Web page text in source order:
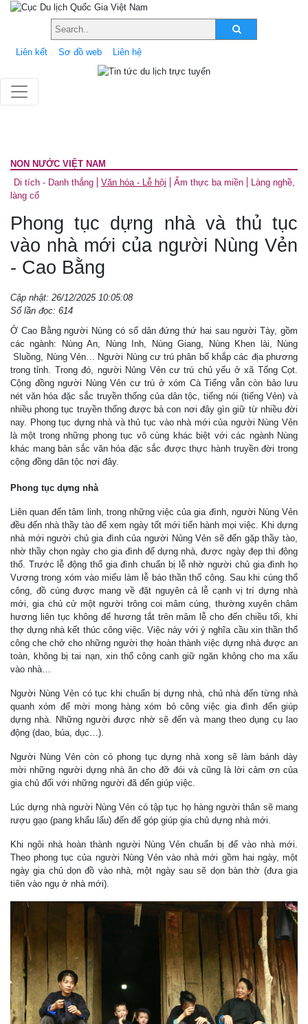
Liên kết Sơ đồ web Liên hệ
NON NƯỚC VIỆT NAM
Di tích - Danh thắng
Văn hóa - Lễ hội Ẩm thực ba miền
Làng nghề,
làng cổ
Phong tục dựng nhà và thủ tục
vào nhà mới của người Nùng Vẻn
- Cao Bằng
Cập nhật: 26/12/2025 10:05:08
Số lần đọc: 614
Ở Cao Bằng người Nùng có số dân đứng thứ hai sau người Tày, gồm
các ngành: Nùng An, Nùng Inh, Nùng Giang, Nùng Khen lài, Nùng
Sluồng, Nùng Vẻn… Người Nùng cư trú phân bố khắp các địa phương
trong tỉnh. Trong đó, người Nủng Vẻn cư trú chủ yếu ở xã Tổng Cọt.
Cộng đồng người Nùng Vẻn cư trú ở xóm Cà Tiểng vẫn còn bảo lưu
nét văn hóa đặc sắc truyền thống của dân tộc, tiếng nói (tiếng Vẻn) và
nhiều phong tục truyền thống được bà con nơi đây gìn giữ từ nhiều đời
nay. Phong tục dựng nhà và thủ tục vào nhà mới của người Nùng Vẻn
là một trong những phong tục vô cùng khác biệt với các ngành Nùng
khác mang bản sắc văn hóa đặc sắc được thực hành truyền đời trong
cộng đồng dân tộc nơi đây.
Phong tục dựng nhà
Liên quan đến tâm linh, trong những việc của gia đình, người Nùng Vẻn
đều đến nhà thầy tào để xem ngày tốt mới tiến hành mọi việc. Khi dựng
nhà mới người chủ gia đình của người Nủng Vẻn sẽ đến gặp thầy tào,
nhờ thầy chọn ngày cho gia đình để dựng nhà, được ngày đẹp thì động
thổ. Trước lễ động thổ gia đình chuẩn bị lễ nhờ người chủ gia đình họ
Vương trong xóm vào miếu làm lễ báo thần thổ công. Sau khi cúng thổ
công, đồ cúng được mang về đặt nguyên cả lễ cạnh vị trí dựng nhà
mới, gia chủ cử một người trông coi mâm cúng, thường xuyên châm
hương liên tục không để hương tắt trên mâm lễ cho đến chiều tối, khi
thợ dựng nhà kết thúc công việc. Việc này với ý nghĩa cầu xin thần thổ
công che chở cho những người thợ hoàn thành việc dựng nhà được an
toàn, không bị tai nạn, xin thổ công canh giữ ngăn không cho ma xấu
vào nhà…
Người Nùng Vẻn có tục khi chuẩn bị dựng nhà, chủ nhà đến từng nhà
quanh xóm để mời mong hàng xóm bỏ công việc gia đình đến giúp
dựng nhà. Những người được nhờ sẽ đến và mang theo dụng cụ lao
động (dao, búa, dục…).
Người Nùng Vẻn còn có phong tục dựng nhà xong sẽ làm bánh dày
mời những người dựng nhà ăn cho đỡ đói và cũng là lời cảm ơn của
gia chủ đối với những người đã đến giúp việc.
Lúc dựng nhà người Nùng Vẻn có tập tục họ hàng người thân sẽ mang
rượu gạo (pang khẩu lẩu) đến để góp giúp gia chủ dựng nhà mới.
Khi ngôi nhà hoàn thành người Nùng Vẻn chuẩn bị để vào nhà mới.
Theo phong tục của người Nùng Vẻn vào nhà mới gồm hai ngày, một
ngày gia chủ dọn đồ vào nhà, một ngày sau sẽ dọn bàn thờ (đưa gia
tiên vào ngụ ở nhà mới).